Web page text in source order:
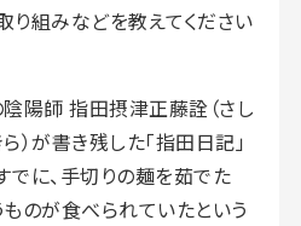
組みなどを教えてください
陽師 指田摂津正藤詮（さし
）が書き残した「指田日記」
に、手切りの麺を茹でた
ものが食べられていたという